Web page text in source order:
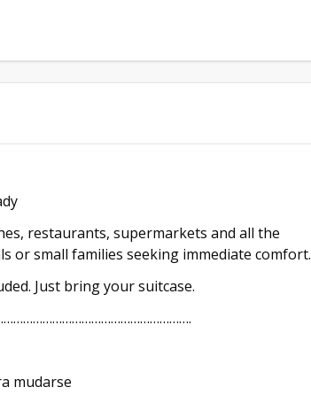
restaurants, supermarkets and all the
or small families seeking immediate comfort.
Just bring your suitcase.
mudarse